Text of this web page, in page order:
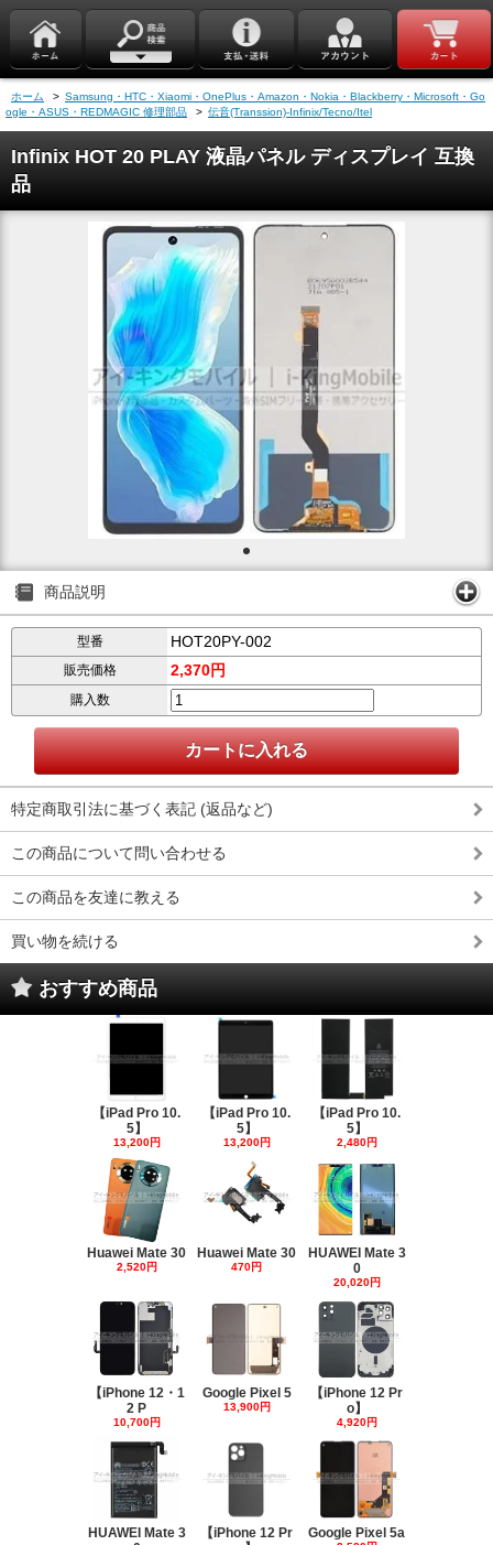
ホーム > Samsung・HTC・Xiaomi・OnePlus・Amazon・Nokia・Blackberry・Microsoft・Go
ogle・ASUS・REDMAGIC 修理部品
> 伝音(Transsion)-Infinix/Tecno/Itel
Infinix HOT 20 PLAY 液晶パネル ディスプレイ 互換
品
商品説明
型番 HOT20PY-002
販売価格 2,370円
購入数
特定商取引法に基づく表記 (返品など)
この商品について問い合わせる
この商品を友達に教える
買い物を続ける
おすすめ商品
【iPad Pro 10.
5】
13,200円
【iPad Pro 10.
5】
13,200円
【iPad Pro 10.
5】
2,480円
Huawei Mate 30
2,520円
Huawei Mate 30
470円
HUAWEI Mate 3
0
20,020円
【iPhone 12・1
2 P
10,700円
Google Pixel 5
13,900円
【iPhone 12 Pr
o】
4,920円
HUAWEI Mate 3
【iPhone 12 Pr
Google Pixel 5a